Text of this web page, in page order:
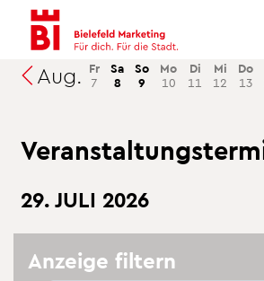
In­
halt
an­
sprin­
Menü
an­
sprin­
gen
Suche
an­
sprin­
genAug. Fr
7
Sa
8
So
9
Mo
10
Di
11
Mi
12
Do
13
29. JULI 2026
An­zei­ge fil­tern